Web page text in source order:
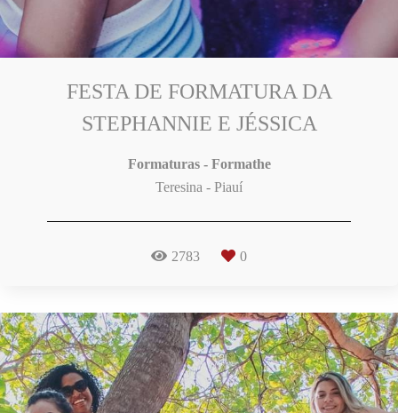
FESTA DE FORMATURA DA
STEPHANNIE E JÉSSICA
Formaturas - Formathe
Teresina - Piauí
2783 0